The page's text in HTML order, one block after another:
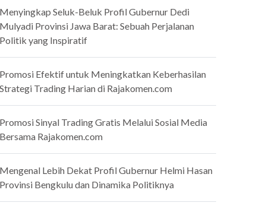
Seluk-Beluk Profil Gubernur Dedi
Provinsi Jawa Barat: Sebuah Perjalanan
yang Inspiratif
Efektif untuk Meningkatkan Keberhasilan
Trading Harian di Rajakomen.com
Sinyal Trading Gratis Melalui Sosial Media
Rajakomen.com
Lebih Dekat Profil Gubernur Helmi Hasan
Bengkulu dan Dinamika Politiknya